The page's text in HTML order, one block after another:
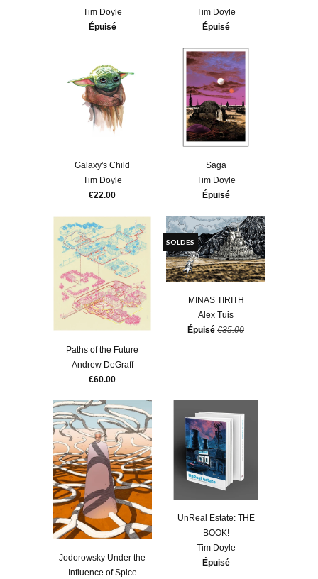
Tim Doyle
Épuisé
Tim Doyle
Épuisé
Galaxy's Child
Tim Doyle
€22.00
Saga
Tim Doyle
Épuisé
Paths of the Future
Andrew DeGraff
€60.00
MINAS TIRITH
Alex Tuis
Épuisé €35.00
SOLDES
Jodorowsky Under the
Influence of Spice
UnReal Estate: THE
BOOK!
Tim Doyle
Épuisé